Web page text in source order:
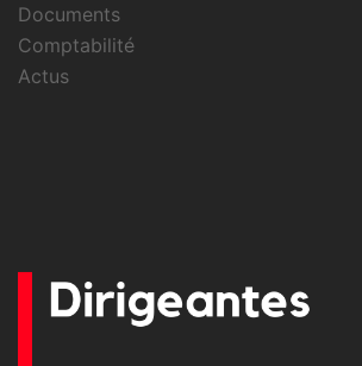
Documents
Comptabilité
Actus